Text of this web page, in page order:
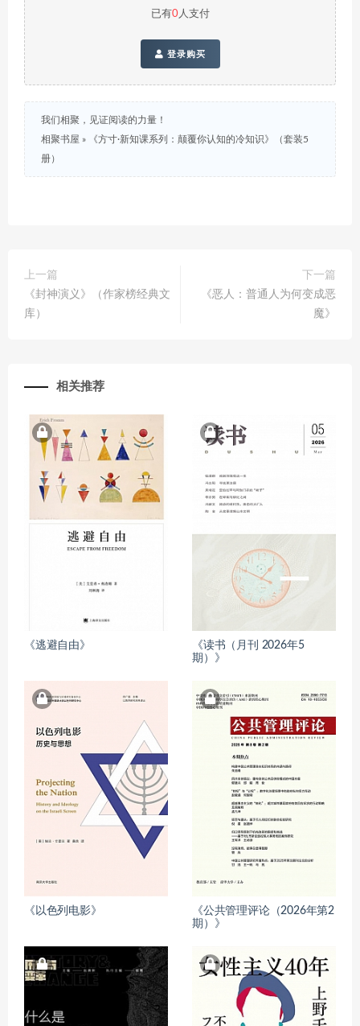
已有0人支付
登录购买
我们相聚，见证阅读的力量！
相聚书屋 »
《方寸·新知课系列：颠覆你认知的冷知识》（套装5
册）
上一篇
《封神演义》（作家榜经典文
库）
下一篇
《恶人：普通人为何变成恶
魔》
相关推荐
《逃避自由》
《读书（月刊 2026年5
期）》
《以色列电影》
《公共管理评论（2026年第2
期）》